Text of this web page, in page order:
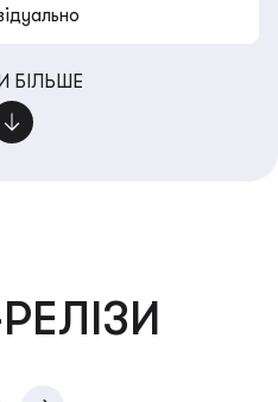
БІЛЬШЕ